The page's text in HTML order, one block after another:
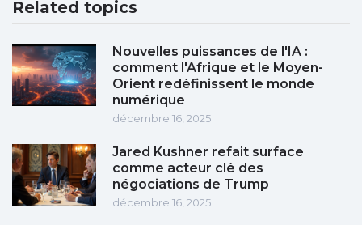
Related topics
Nouvelles puissances de l'IA :
comment l'Afrique et le Moyen-
Orient redéfinissent le monde
numérique
décembre 16, 2025
Jared Kushner refait surface
comme acteur clé des
négociations de Trump
décembre 16, 2025